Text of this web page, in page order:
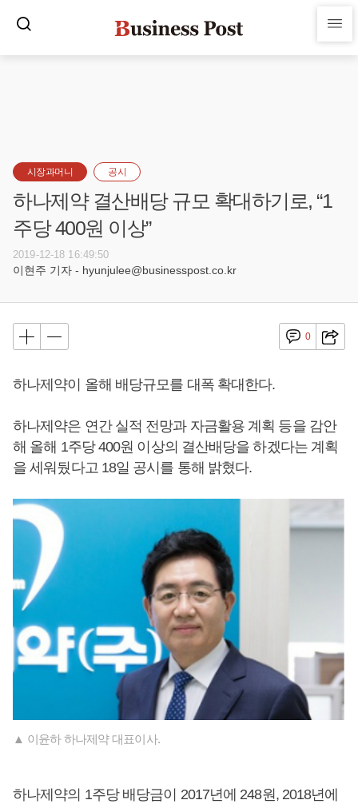
시장과머니 공시
하나제약 결산배당 규모 확대하기로, “1
주당 400원 이상”
2019-12-18 16:49:50
이현주 기자 - hyunjulee@businesspost.co.kr
0
하나제약이 올해 배당규모를 대폭 확대한다.
하나제약은 연간 실적 전망과 자금활용 계획 등을 감안
해 올해 1주당 400원 이상의 결산배당을 하겠다는 계획
을 세워뒀다고 18일 공시를 통해 밝혔다.
▲ 이윤하 하나제약 대표이사.
하나제약의 1주당 배당금이 2017년에 248원, 2018년에